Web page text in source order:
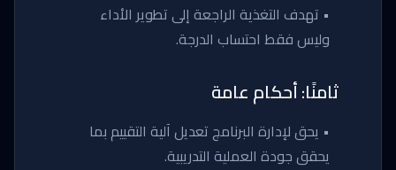
• تهدف التغذية الراجعة إلى تطوير الأداء
وليس فقط احتساب الدرجة.
ثامنًا: أحكام عامة
• يحق لإدارة البرنامج تعديل آلية التقييم بما
يحقق جودة العملية التدريبية.